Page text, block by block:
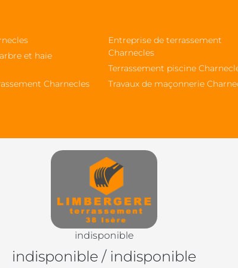
et haie
Charnecles
Entreprise de terrassement
Charnecles
Terrassement piscine
Travaux de maçonnerie
indisponible
indisponible / indisponible